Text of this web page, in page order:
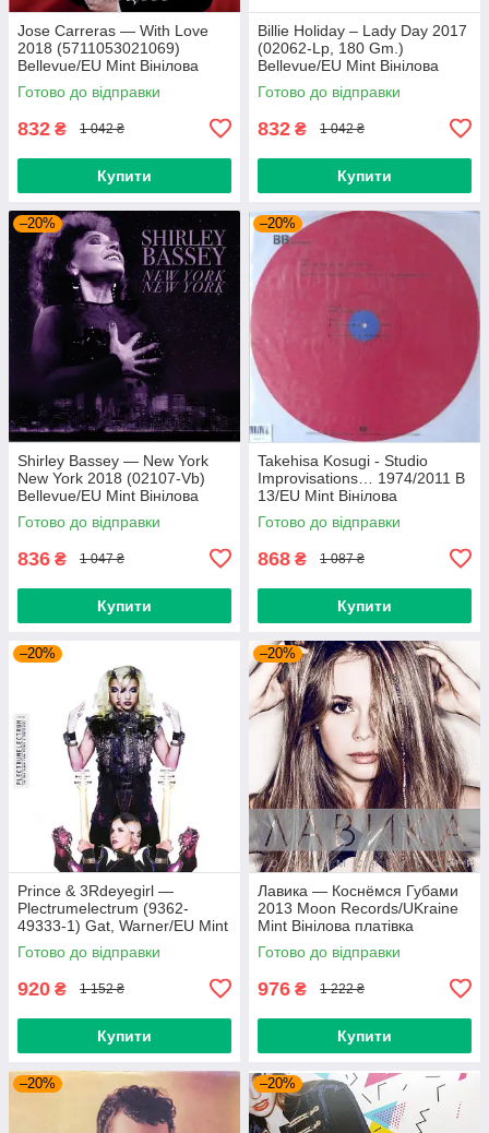
Jose Carreras — With Love
2018 (5711053021069)
Bellevue/EU Mint Вінілова
платівка (art.239665)
Готово до відправки
832 ₴ 1 042 ₴
Купити
Billie Holiday – Lady Day 2017
(02062-Lp, 180 Gm.)
Bellevue/EU Mint Вінілова
платівка (art.238958)
Готово до відправки
832 ₴ 1 042 ₴
Купити
–20%
Shirley Bassey — New York
New York 2018 (02107-Vb)
Bellevue/EU Mint Вінілова
платівка (art.238985)
Готово до відправки
836 ₴ 1 047 ₴
Купити
–20%
Takehisa Kosugi - Studio
Improvisations… 1974/2011 B
13/EU Mint Вінілова
пластинка (art.232754)
Готово до відправки
868 ₴ 1 087 ₴
Купити
–20%
Prince & 3Rdeyegirl —
Plectrumelectrum (9362-
49333-1) Gat, Warner/EU Mint
Вінілова платівка (art.220362)
Готово до відправки
920 ₴ 1 152 ₴
Купити
–20%
Лавика — Коснёмся Губами
2013 Moon Records/UKraine
Mint Вінілова платівка
(art.221702)
Готово до відправки
976 ₴ 1 222 ₴
Купити
–20% –20%